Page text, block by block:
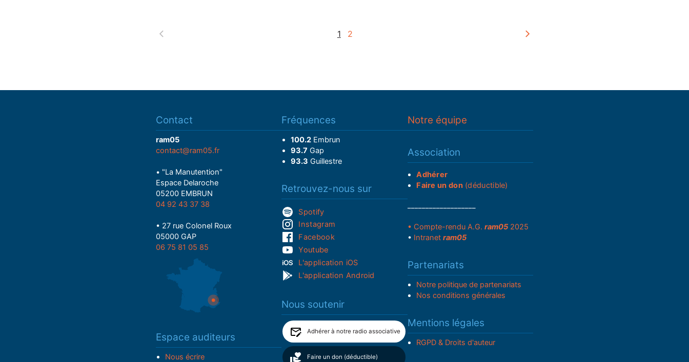
1 2
Contact
ram05
contact@ram05.fr
• "La Manutention"
Espace Delaroche
05200 EMBRUN
04 92 43 37 38
• 27 rue Colonel Roux
05000 GAP
06 75 81 05 85
Espace auditeurs
Nous écrire
Fréquences
100.2Embrun
93.7 Gap
93.3 Guillestre
Retrouvez-nous sur
Spotify
Instagram
Facebook
Youtube
L'application iOS
L'application Android
Nous soutenir
Adhérer à notre radio associative
Faire un don (déductible)
Notre équipe
Association
Adhérer
Faire un don(déductible)
• Compte-rendu A.G. ram052025
• Intranet ram05
Partenariats
Notre politique de partenariats
Nos conditions générales
Mentions légales
RGPD & Droits d'auteur